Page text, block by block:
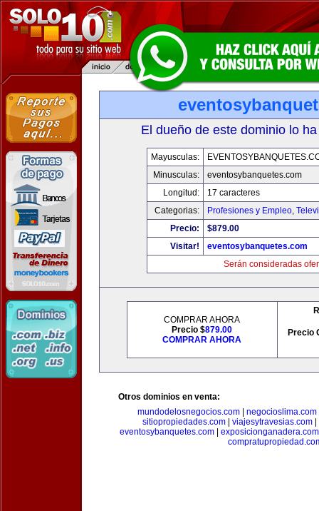
El dueño de este dominio lo
Mayusculas:
Minusculas:
eventosybanquetes.com
Longitud:
17 caracteres
Categorias:
Profesiones y Empleo,
Precio:
$879.00
Visitar!
eventosybanquetes.com
Serán consideradas
COMPRAR AHORA
Precio $879.00
COMPRAR AHORA
Precio
Otros dominios en venta:
mundodelosnegocios.com| negocioslima.com
sitiopropiedades.com| viajesytravesias.com|
eventosybanquetes.com| exposicionganadera.com